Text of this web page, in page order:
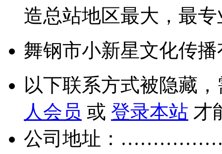
造总站地区最大，最专
舞钢市小新星文化传
以下联系方式被隐藏
人会员 或 登录本站 才
公司地址：